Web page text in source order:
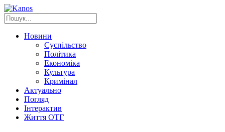
Новини
Суспільство
Політика
Економіка
Культура
Кримінал
Актуально
Погляд
Інтерактив
Життя ОТГ